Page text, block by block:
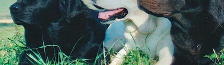
Retriever